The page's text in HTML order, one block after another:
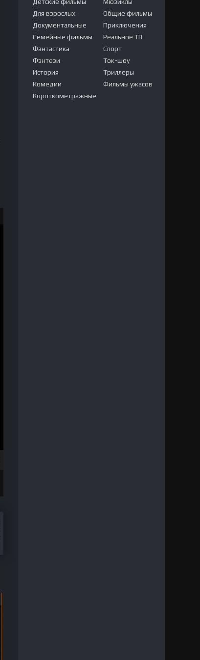
Для взрослых
Документальные
Семейные фильмы
Фантастика
Фэнтези
История
Комедии
Короткометражные
Общие фильмы
Приключения
Реальное ТВ
Спорт
Ток-шоу
Триллеры
Фильмы ужасов